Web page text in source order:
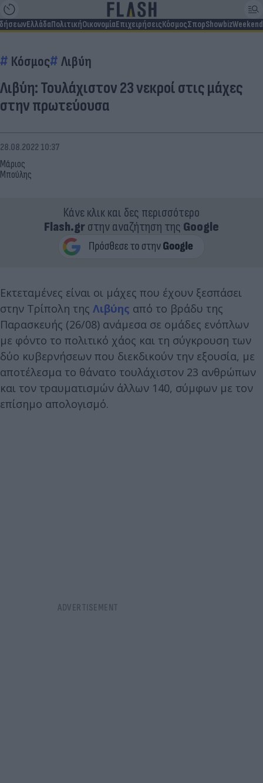
ΕλλάδαΠολιτικήΟικονομίαΕπιχειρήσειςΚόσμοςΣπορShowbizWeekend
Κόσμος Λιβύη
Λιβύη: Τουλάχιστον 23 νεκροί στις μάχες
στην πρωτεύουσα
Μάριος
Μπούλης
28.08.2022 10:37
Κάνε κλικ και δες περισσότερο
Flash.grστην αναζήτηση της Google
Εκτεταμένες είναι οι μάχες που έχουν ξεσπάσει
στην Τρίπολη της Λιβύης από το βράδυ της
Παρασκευής (26/08) ανάμεσα σε ομάδες ενόπλων
με φόντο το πολιτικό χάος και τη σύγκρουση των
δύο κυβερνήσεων που διεκδικούν την εξουσία, με
αποτέλεσμα το θάνατο τουλάχιστον 23 ανθρώπων
και τον τραυματισμών άλλων 140, σύμφων με τον
επίσημο απολογισμό.